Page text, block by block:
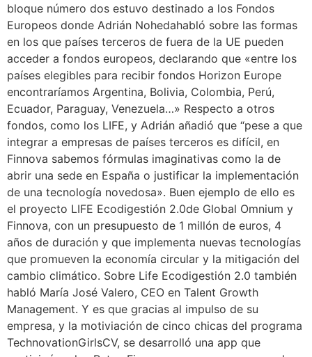
bloque número dos estuvo destinado a los Fondos
Europeos donde Adrián Nohedahabló sobre las formas
en los que países terceros de fuera de la UE pueden
acceder a fondos europeos, declarando que «entre los
países elegibles para recibir fondos Horizon Europe
encontraríamos Argentina, Bolivia, Colombia, Perú,
Ecuador, Paraguay, Venezuela…» Respecto a otros
fondos, como los LIFE, y Adrián añadió que “pese a que
integrar a empresas de países terceros es difícil, en
Finnova sabemos fórmulas imaginativas como la de
abrir una sede en España o justificar la implementación
de una tecnología novedosa». Buen ejemplo de ello es
el proyecto LIFE Ecodigestión 2.0de Global Omnium y
Finnova, con un presupuesto de 1 millón de euros, 4
años de duración y que implementa nuevas tecnologías
que promueven la economía circular y la mitigación del
cambio climático. Sobre Life Ecodigestión 2.0 también
habló María José Valero, CEO en Talent Growth
Management. Y es que gracias al impulso de su
empresa, y la motiviación de cinco chicas del programa
TechnovationGirlsCV, se desarrolló una app que